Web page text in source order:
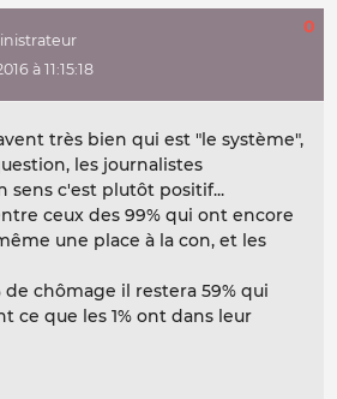
à 11:15:18
0
très bien qui est "le système",
les journalistes
sens c'est plutôt positif...
ceux des 99% qui ont encore
une place à la con, et les
de chômage il restera 59% qui
ce que les 1% ont dans leur